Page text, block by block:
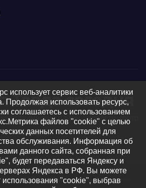
Тавда сегодня
район - новости, фото
и видео
|Тема: Newsup, авторThemeansar
использует сервис веб-аналитики
Продолжая использовать ресурс,
соглашаетесь с использованием
файлов "cookie" с целью
данных посетителей для
обслуживания. Информация об
данного сайта, собранная при
будет передаваться Яндексу и
Яндекса в РФ. Вы можете
использования "cookie", выбрав